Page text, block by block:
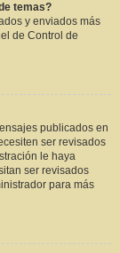
temas?
y enviados más
de Control de
publicados en
ser revisados
le haya
ser revisados
para más